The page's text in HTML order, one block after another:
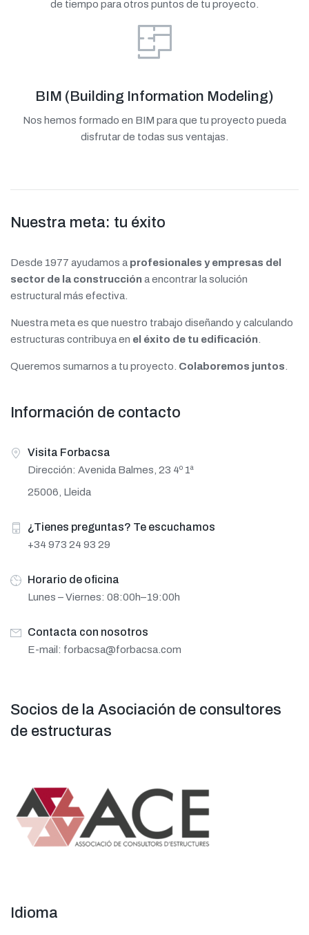
de tiempo para otros puntos de tu proyecto.
BIM (Building Information Modeling)
Nos hemos formado en BIM para que tu proyecto pueda
disfrutar de todas sus ventajas.
Nuestra meta: tu éxito
Desde 1977 ayudamos a profesionales y empresas del
sector de la construcción a encontrar la solución
estructural más efectiva.
Nuestra meta es que nuestro trabajo diseñando y calculando
estructuras contribuya en el éxito de tu edificación
Queremos sumarnos a tu proyecto. Colaboremos juntos
Información de contacto
Visita Forbacsa
Dirección: Avenida Balmes, 23 4º 1ª
25006, Lleida
¿Tienes preguntas? Te escuchamos
+34 973 24 93 29
Horario de oficina
Lunes – Viernes: 08:00h–19:00h
Contacta con nosotros
E-mail: forbacsa@forbacsa.com
Socios de la Asociación de consultores
de estructuras
Idioma